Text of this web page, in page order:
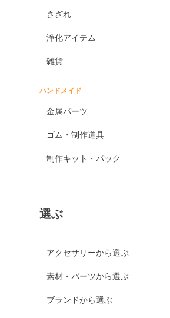
さざれ
浄化アイテム
雑貨
ハンドメイド
金属パーツ
ゴム・制作道具
制作キット・パック
選ぶ
アクセサリーから選ぶ
素材・パーツから選ぶ
ブランドから選ぶ